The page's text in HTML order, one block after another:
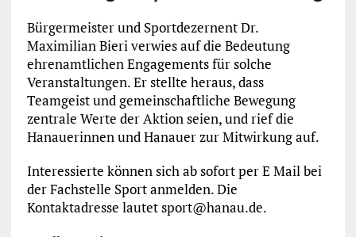
Bürgermeister und Sportdezernent Dr.
Maximilian Bieri verwies auf die Bedeutung
ehrenamtlichen Engagements für solche
Veranstaltungen. Er stellte heraus, dass
Teamgeist und gemeinschaftliche Bewegung
zentrale Werte der Aktion seien, und rief die
Hanauerinnen und Hanauer zur Mitwirkung auf.
Interessierte können sich ab sofort per E Mail bei
der Fachstelle Sport anmelden. Die
Kontaktadresse lautet sport@hanau.de.